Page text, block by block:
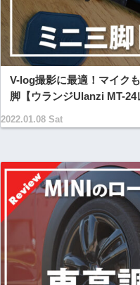
2022.01.08 Sat
V-log撮影に最適！マイク
脚【ウランジUlanzi MT-24